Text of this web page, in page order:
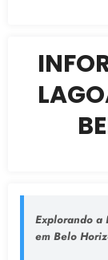
Explorando a
em Belo